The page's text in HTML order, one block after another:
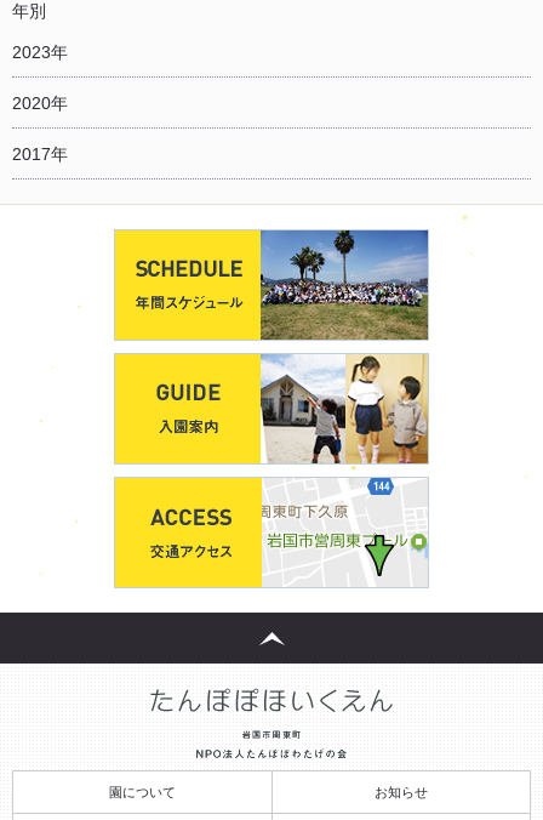
年別
2023年
2020年
2017年
園について お知らせ